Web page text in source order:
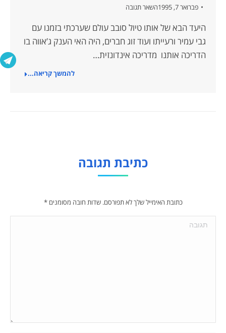
פברואר 7, 1995 השאר תגובה
היעד הבא של אותו טיול סובב עולם שערכתי בזמנו עם
גבי עמיר ורעייתו ועוד זוג חברים, היה האי הענק ג’אווה בו
הדריכה אותנו מדריכה אינדונזית…
להמשך קריאה...
כתיבת תגובה
כתובת האימייל שלך לא תפורסם. שדות חובה מסומנים*
תגובה